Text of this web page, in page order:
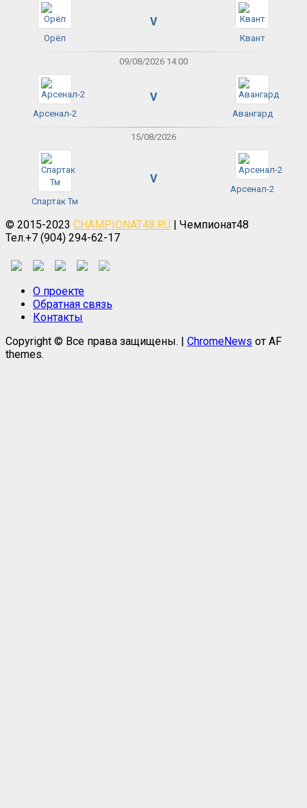
Орёл
V
Квант
09/08/2026 14:00
Арсенал-2
V
Авангард
15/08/2026
Спартак Тм
V
Арсенал-2
© 2015-2023 CHAMPIONAT48.RU | Чемпионат48
Тел.+7 (904) 294-62-17
О проекте
Обратная связь
Контакты
Copyright © Все права защищены. | ChromeNews от AF
themes.